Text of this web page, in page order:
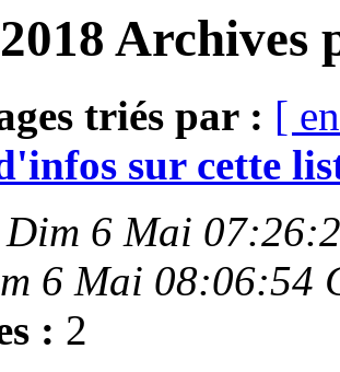
Archives
triés par : [
sur cette
Dim 6 Mai
6 Mai 08:06:54
: 2